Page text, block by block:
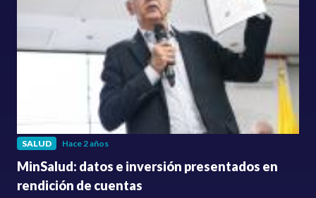
SALUD Hace 2 años
MinSalud: datos e inversión presentados en
rendición de cuentas